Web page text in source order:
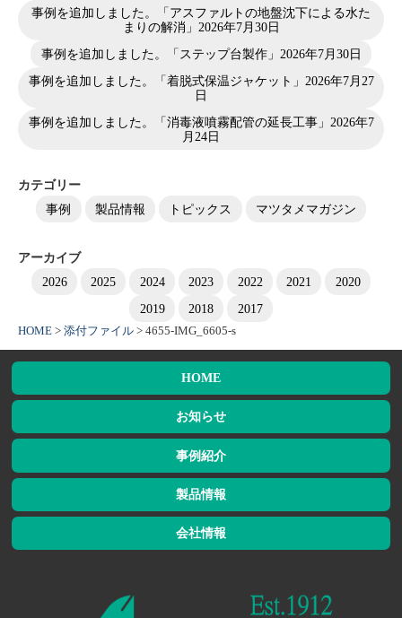
事例を追加しました。「アスファルトの地盤沈下による水た
まりの解消」 2026年7月30日
事例を追加しました。「ステップ台製作」 2026年7月30日
事例を追加しました。「着脱式保温ジャケット」 2026年7月27
日
事例を追加しました。「消毒液噴霧配管の延長工事」 2026年7
月24日
カテゴリー
事例
製品情報 トピックス マツタメマガジン
アーカイブ
2026
2025 2024 2023 2022 2021
2020
2019
2018 2017
HOME > 添付ファイル > 4655-IMG_6605-s
HOME
お知らせ
事例紹介
製品情報
会社情報